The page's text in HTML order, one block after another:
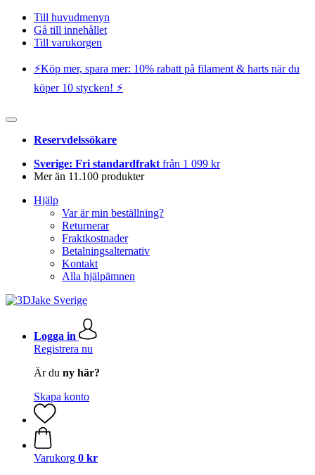
Till huvudmenyn
Gå till innehållet
Till varukorgen
⚡️Köp mer, spara mer: 10% rabatt på filament & harts när du
köper 10 stycken! ⚡️
Reservdelssökare
Sverige: Fri standardfrakt från 1 099 kr
Mer än 11.100 produkter
Hjälp
Var är min beställning?
Returnerar
Fraktkostnader
Betalningsalternativ
Kontakt
Alla hjälpämnen
Logga in
Registrera nu
Är du ny här?
Skapa konto
Varukorg 0 kr